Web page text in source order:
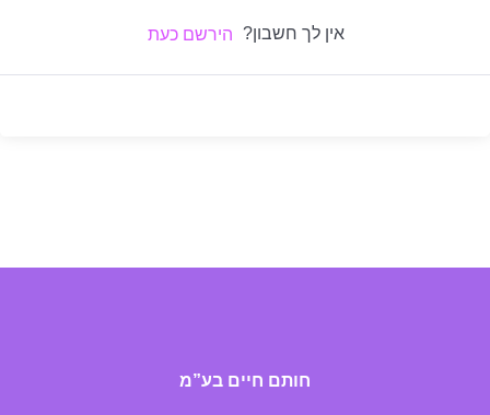
אין לך חשבון? הירשם כעת
חותם חיים בע”מ